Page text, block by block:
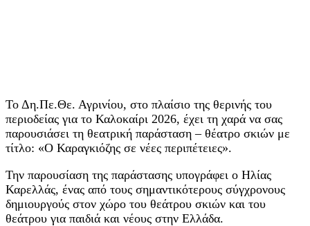
Το Δη.Πε.Θε. Αγρινίου, στο πλαίσιο της θερινής του
περιοδείας για το Καλοκαίρι 2026, έχει τη χαρά να σας
παρουσιάσει τη θεατρική παράσταση – θέατρο σκιών με
τίτλο: «Ο Καραγκιόζης σε νέες περιπέτειες».
Την παρουσίαση της παράστασης υπογράφει ο Ηλίας
Καρελλάς, ένας από τους σημαντικότερους σύγχρονους
δημιουργούς στον χώρο του θεάτρου σκιών και του
θεάτρου για παιδιά και νέους στην Ελλάδα.